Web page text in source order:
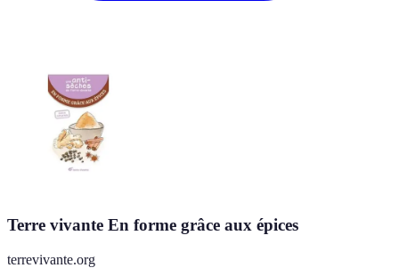
Terre vivante En forme grâce aux épices
terrevivante.org